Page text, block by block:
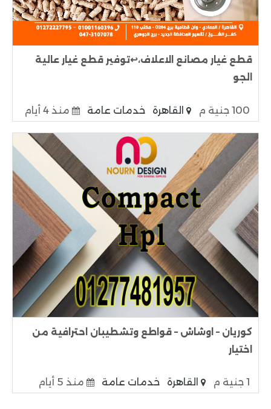
قطع غيار مصانع الاعلاف،↩️توفير قطع غيار عالية
الجو
100 جنية م القاهرة خدمات عامة منذ 4 أيام
كوريان – اوشاش – قواطع وتشطيبان احترافية من
اختيار
1 جنية م القاهرة خدمات عامة منذ 5 أيام